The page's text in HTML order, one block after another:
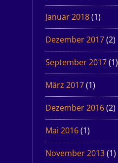
Januar 2018(1)
Dezember 2017(2)
September 2017(1)
März 2017(1)
Dezember 2016(2)
Mai 2016(1)
November 2013(1)